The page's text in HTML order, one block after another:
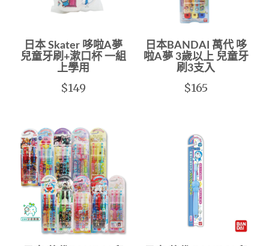
日本 Skater 哆啦A夢
兒童牙刷+漱口杯 一組
上學用
$149
日本BANDAI 萬代 哆
啦A夢 3歲以上 兒童牙
刷3支入
$165